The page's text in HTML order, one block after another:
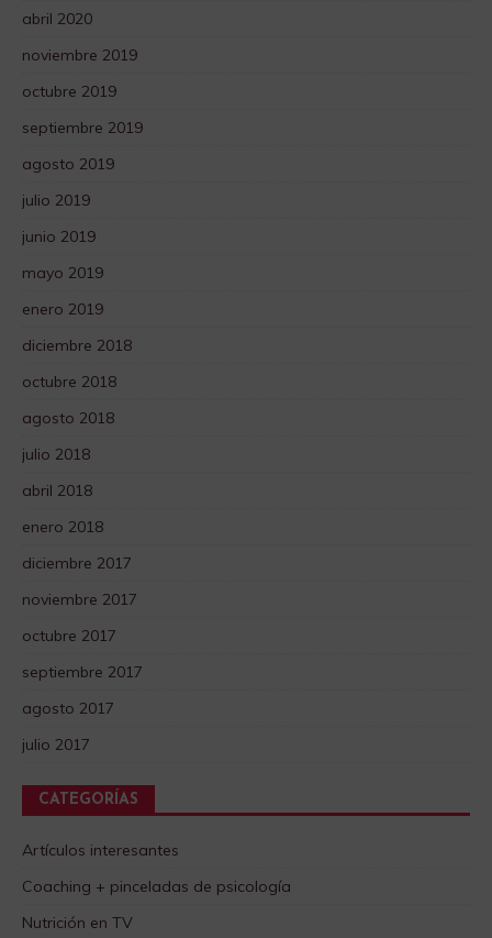
abril 2020
noviembre 2019
octubre 2019
septiembre 2019
agosto 2019
julio 2019
junio 2019
mayo 2019
enero 2019
diciembre 2018
octubre 2018
agosto 2018
julio 2018
abril 2018
enero 2018
diciembre 2017
noviembre 2017
octubre 2017
septiembre 2017
agosto 2017
julio 2017
CATEGORÍAS
Artículos interesantes
Coaching + pinceladas de psicología
Nutrición en TV